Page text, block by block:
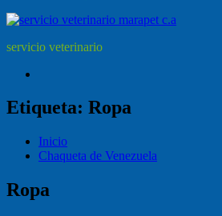
servicio veterinario
Etiqueta: Ropa
Inicio
Chaqueta de Venezuela
Ropa